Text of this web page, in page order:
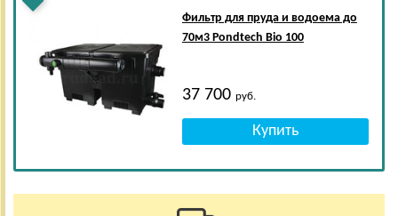
Фильтр для пруда и водоема до
70м3 Pondtech Bio 100
37 700 руб.